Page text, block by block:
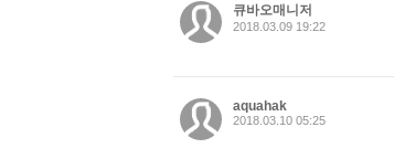
큐바오매니저
2018.03.09 19:22
aquahak
2018.03.10 05:25